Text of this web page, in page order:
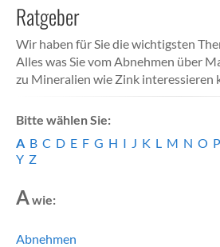
Ratgeber
Wir haben für Sie die wichtigsten
Alles was Sie vom Abnehmen über
zu Mineralien wie Zink interessieren
Bitte wählen Sie:
A B C D E F G H I J K L M N O P
Y Z
Awie:
Abnehmen